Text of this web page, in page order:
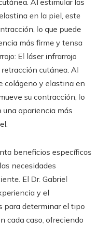
en la piel, este
lo que puede
más firme y tensa
El láser infrarrojo
cutánea. Al
colágeno y elastina en
su contracción, lo
una apariencia más
beneficios específicos
necesidades
El Dr. Gabriel
y el
para determinar el tipo
cada caso, ofreciendo